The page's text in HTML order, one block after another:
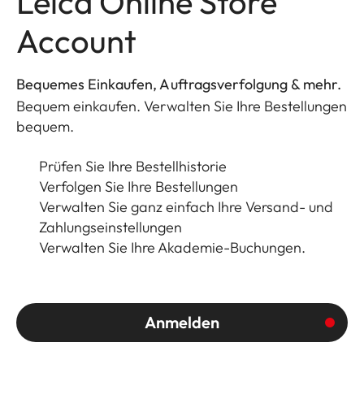
Account
Bequemes Einkaufen, Auftragsverfolgung & mehr.
Bequem einkaufen. Verwalten Sie Ihre Bestellungen
bequem.
Prüfen Sie Ihre Bestellhistorie
Verfolgen Sie Ihre Bestellungen
Verwalten Sie ganz einfach Ihre Versand- und
Zahlungseinstellungen
Verwalten Sie Ihre Akademie-Buchungen.
Anmelden